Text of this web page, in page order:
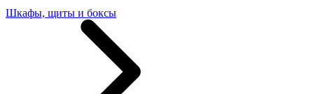
Шкафы, щиты и боксы